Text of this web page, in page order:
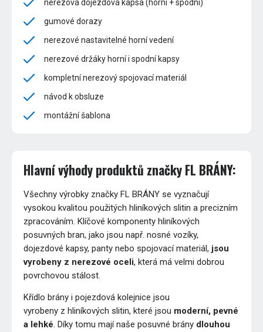
nerezová dojezdová kapsa (horní + spodní)
gumové dorazy
nerezové nastavitelné horní vedení
nerezové držáky horní i spodní kapsy
kompletní nerezový spojovací materiál
návod k obsluze
montážní šablona
Hlavní výhody produktů značky FL BRÁNY:
Všechny výrobky značky FL BRÁNY se vyznačují
vysokou kvalitou použitých hliníkových slitin a precizním
zpracováním. Klíčové komponenty hliníkových
posuvných bran, jako jsou např. nosné vozíky,
dojezdové kapsy, panty nebo spojovací materiál, jsou
vyrobeny z nerezové oceli, která má velmi dobrou
povrchovou stálost.
Křídlo brány i pojezdová kolejnice jsou
vyrobeny z hliníkových slitin, které jsou moderní, pevné
a lehké. Díky tomu mají naše posuvné brány dlouhou